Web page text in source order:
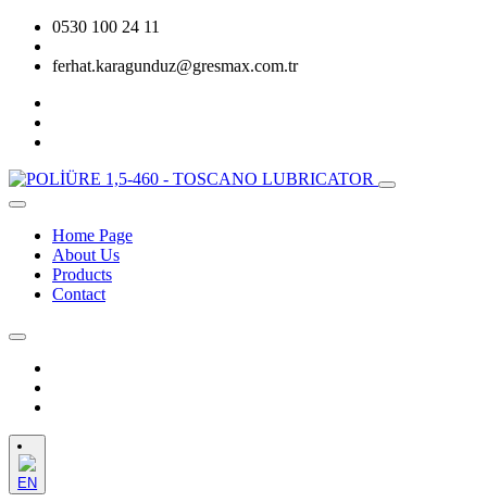
0530 100 24 11
ferhat.karagunduz@gresmax.com.tr
Home Page
About Us
Products
Contact
EN